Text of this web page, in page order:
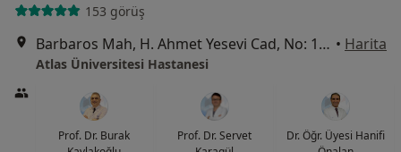
153 görüş
Barbaros Mah, H. Ahmet Yesevi Cad, No: 149 Güneşli - Bağcılar / İstanbul, Bağcılar • Harita
Atlas Üniversitesi Hastanesi
Prof. Dr. Burak
Prof. Dr. Servet
Dr. Öğr. Üyesi Hanifi